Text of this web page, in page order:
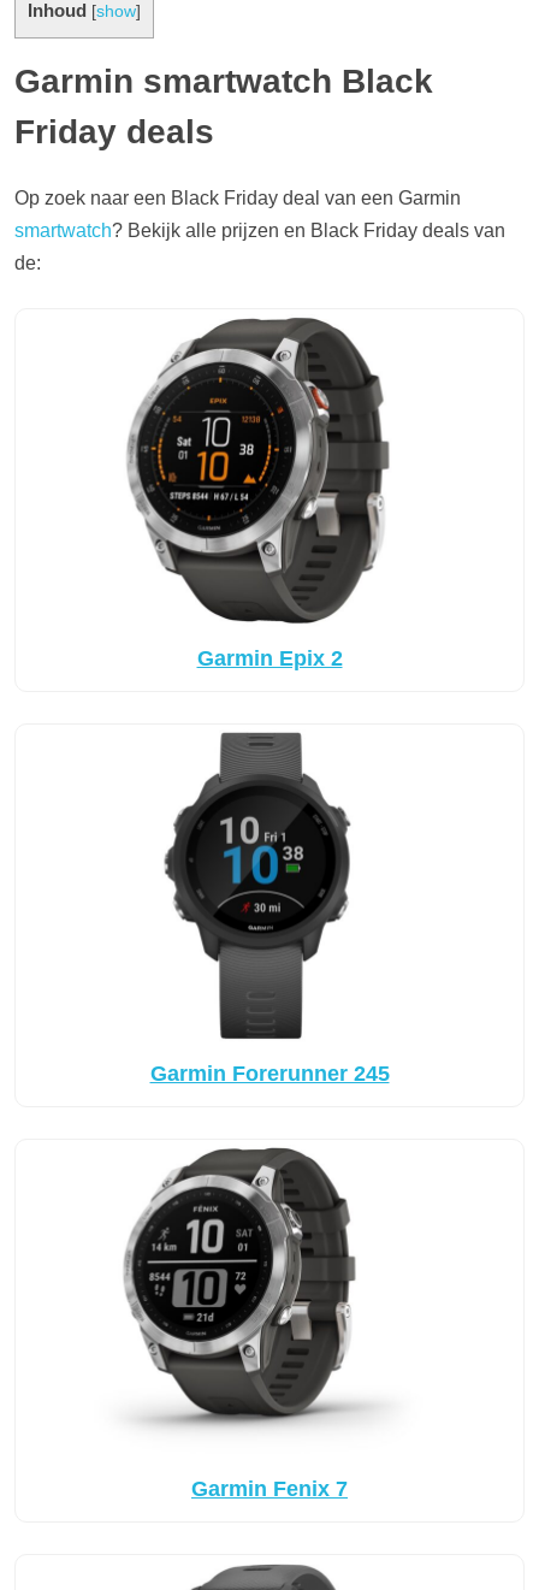
Inhoud [show]
Garmin smartwatch Black
Friday deals
Op zoek naar een Black Friday deal van een Garmin
smartwatch? Bekijk alle prijzen en Black Friday deals van
de:
Garmin Epix 2
Garmin Forerunner 245
Garmin Fenix 7